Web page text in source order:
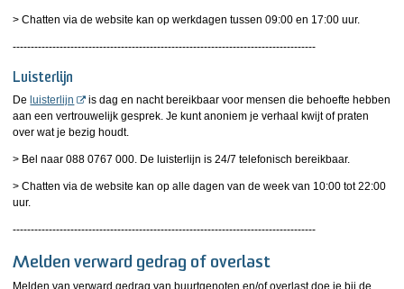
> Chatten via de website kan op werkdagen tussen 09:00 en 17:00 uur.
------------------------------------------------------------------------------------
Luisterlijn
De luisterlijn
is dag en nacht bereikbaar voor mensen die behoefte hebben
aan een vertrouwelijk gesprek. Je kunt anoniem je verhaal kwijt of praten
over wat je bezig houdt.
> Bel naar 088 0767 000. De luisterlijn is 24/7 telefonisch bereikbaar.
> Chatten via de website kan op alle dagen van de week van 10:00 tot 22:00
uur.
------------------------------------------------------------------------------------
Melden verward gedrag of overlast
Melden van verward gedrag van buurtgenoten en/of overlast doe je bij de